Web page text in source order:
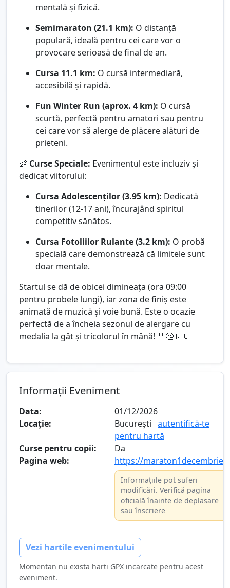
mentală și fizică.
Semimaraton (21.1 km): O distanță
populară, ideală pentru cei care vor o
provocare serioasă de final de an.
Cursa 11.1 km: O cursă intermediară,
accesibilă și rapidă.
Fun Winter Run (aprox. 4 km): O cursă
scurtă, perfectă pentru amatori sau pentru
cei care vor să alerge de plăcere alături de
prieteni.
👶 Curse Speciale: Evenimentul este incluziv și
dedicat viitorului:
Cursa Adolescenților (3.95 km): Dedicată
tinerilor (12-17 ani), încurajând spiritul
competitiv sănătos.
Cursa Fotoliilor Rulante (3.2 km): O probă
specială care demonstrează că limitele sunt
doar mentale.
Startul se dă de obicei dimineața (ora 09:00
pentru probele lungi), iar zona de finiș este
animată de muzică și voie bună. Este o ocazie
perfectă de a încheia sezonul de alergare cu
medalia la gât și tricolorul în mână! 🏅🥶🇷🇴
Informații Eveniment
Data:
01/12/2026
Locație:
București autentifică-te
pentru hartă
Curse pentru copii:
Da
Pagina web:
https://
Informațiile pot suferi
modificări. Verifică pagina
oficială înainte de deplasare
sau înscriere
Vezi hartile evenimentului
Momentan nu exista harti GPX incarcate pentru acest
eveniment.